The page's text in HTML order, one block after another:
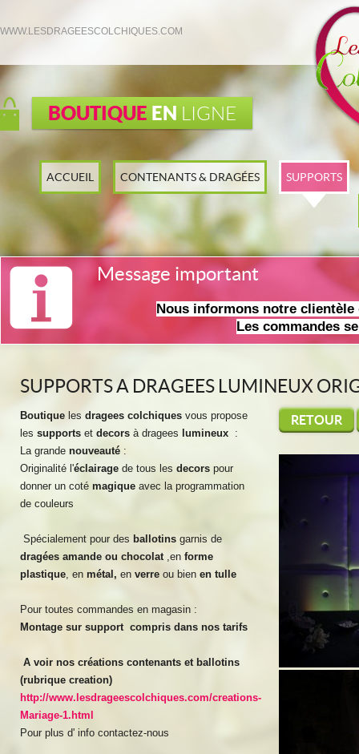
WWW.LESDRAGEESCOLCHIQUES.COM
BOUTIQUE EN LIGNE
ACCUEIL CONTENANTS & DRAGÉES SUPPORTS
Message important
Nous informons notre clientèle
Les commandes
SUPPORTS A DRAGEES LUMINEUX
RETOUR
Boutique les dragees colchiques vous propose
les supports et decorsà dragees lumineux
:
La grande nouveauté :
Originalité l'éclairagede tous les decors pour
donner un coté magique avec la programmation
de couleurs
Spécialement pour des ballotins garnis de
dragées amande ou chocolat,enforme
plastique, en métal, en verre ou bien en tulle
Pour toutes commandes en magasin :
Montage sur support compris dans nos tarifs
A voir nos créations contenants et ballotins
(rubrique creation)
http://www.lesdrageescolchiques.com/creations-
Mariage-1.html
Pour plus d' info contactez-nous